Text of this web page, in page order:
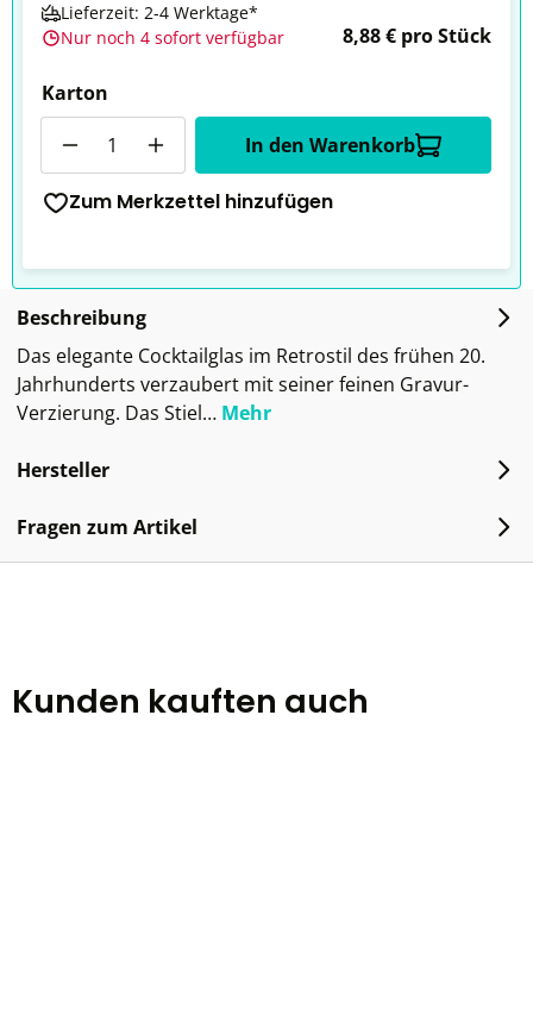
Lieferzeit: 2-4 Werktage*
Nur noch 4 sofort verfügbar
8,88 € pro Stück
Karton
In den Warenkorb
Zum Merkzettel hinzufügen
Beschreibung
Das elegante Cocktailglas im Retrostil des frühen 20.
Jahrhunderts verzaubert mit seiner feinen Gravur-
Verzierung. Das Stiel… Mehr
Hersteller
Fragen zum Artikel
Kunden kauften auch